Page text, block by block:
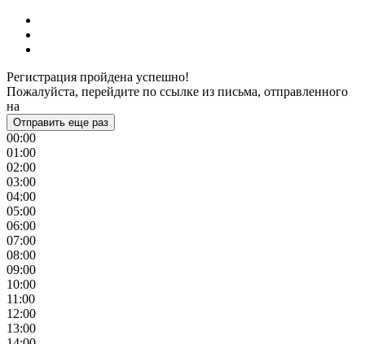
Регистрация пройдена успешно!
Пожалуйста, перейдите по ссылке из письма, отправленного
на
Отправить еще раз
00:00
01:00
02:00
03:00
04:00
05:00
06:00
07:00
08:00
09:00
10:00
11:00
12:00
13:00